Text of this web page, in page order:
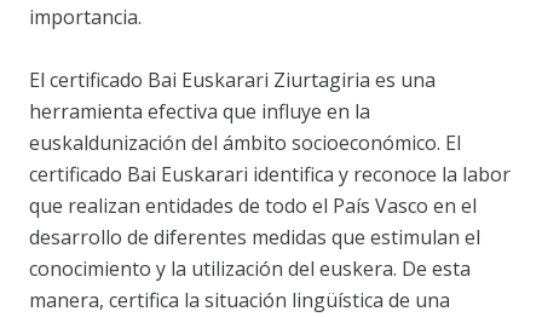
importancia.
El certificado Bai Euskarari Ziurtagiria es una
herramienta efectiva que influye en la
euskaldunización del ámbito socioeconómico. El
certificado Bai Euskarari identifica y reconoce la labor
que realizan entidades de todo el País Vasco en el
desarrollo de diferentes medidas que estimulan el
conocimiento y la utilización del euskera. De esta
manera, certifica la situación lingüística de una